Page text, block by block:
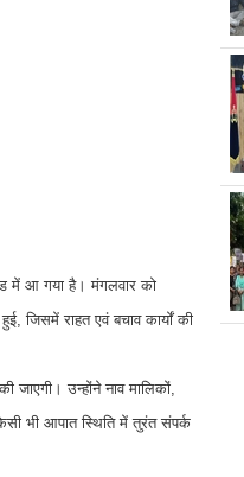
में आ गया है। मंगलवार को
जिसमें राहत एवं बचाव कार्यों की
जाएगी। उन्होंने नाव मालिकों,
भी आपात स्थिति में तुरंत संपर्क